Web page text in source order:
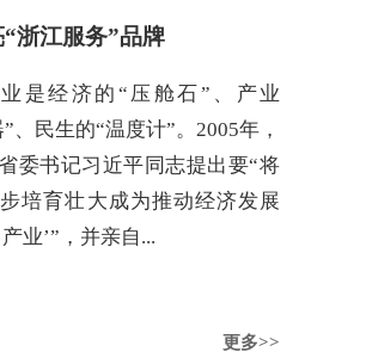
浙江服务”品牌
是经济的“压舱石”、产业
、民生的“温度计”。2005年，
委书记习近平同志提出要“将
培育壮大成为推动经济发展
业’”，并亲自...
更多>>